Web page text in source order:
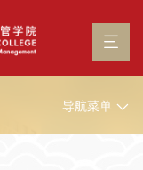
导航菜单